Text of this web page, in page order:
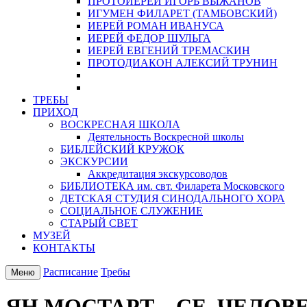
ИГУМЕН ФИЛАРЕТ (ТАМБОВСКИЙ)
ИЕРЕЙ РОМАН ИВАНУСА
ИЕРЕЙ ФЕДОР ШУЛЬГА
ИЕРЕЙ ЕВГЕНИЙ ТРЕМАСКИН
ПРОТОДИАКОН АЛЕКСИЙ ТРУНИН
ТРЕБЫ
ПРИХОД
ВОСКРЕСНАЯ ШКОЛА
Деятельность Воскресной школы
БИБЛЕЙСКИЙ КРУЖОК
ЭКСКУРСИИ
Аккредитация экскурсоводов
БИБЛИОТЕКА им. свт. Филарета Московского
ДЕТСКАЯ СТУДИЯ СИНОДАЛЬНОГО ХОРА
СОЦИАЛЬНОЕ СЛУЖЕНИЕ
СТАРЫЙ СВЕТ
МУЗЕЙ
КОНТАКТЫ
Меню Расписание Требы